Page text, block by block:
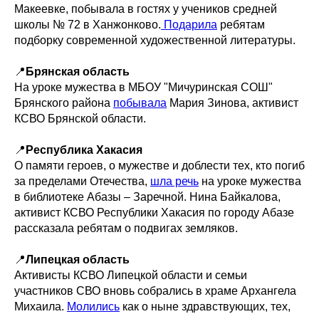
Макеевке, побывала в гостях у учеников средней
школы № 72 в Ханжонково. Подарила ребятам
подборку современной художественной литературы.
📍 Брянская область
На уроке мужества в МБОУ "Мичуринская СОШ"
Брянского района побывала Мария Зинова, активист
КСВО Брянской области.
📍 Республика Хакасия
О памяти героев, о мужестве и доблести тех, кто погиб
за пределами Отечества, шла речь на уроке мужества
в библиотеке Абазы – Заречной. Нина Байкалова,
активист КСВО Республики Хакасия по городу Абазе
рассказала ребятам о подвигах земляков.
📍Липецкая область
Активисты КСВО Липецкой области и семьи
участников СВО вновь собрались в храме Архангела
Михаила. Молились как о ныне здравствующих, тех,